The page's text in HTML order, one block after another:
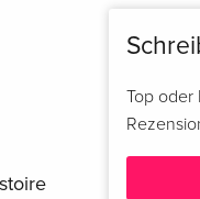
Top oder